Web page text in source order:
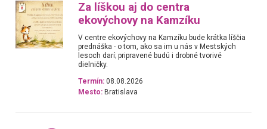
Za líškou aj do centra
ekovýchovy na Kamzíku
V centre ekovýchovy na Kamzíku bude krátka líščia
prednáška - o tom, ako sa im u nás v Mestských
lesoch darí; pripravené budú i drobné tvorivé
dielničky.
Termín: 08.08.2026
Mesto: Bratislava